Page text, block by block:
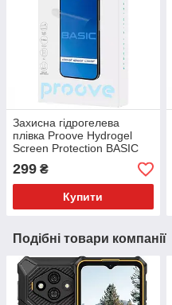
Захисна гідрогелева
плівка Proove Hydrogel
Screen Protection BASIC
Clear
299 ₴
Купити
Подібні товари компанії